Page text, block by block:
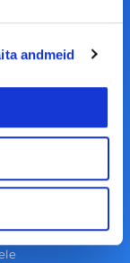
andmeid
e